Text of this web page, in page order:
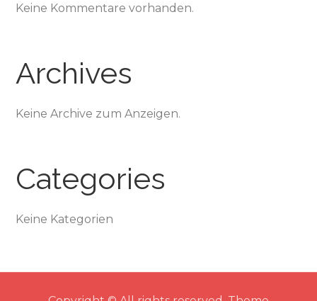
Keine Kommentare vorhanden.
Archives
Keine Archive zum Anzeigen.
Categories
Keine Kategorien